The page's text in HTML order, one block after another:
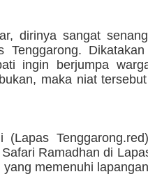
dirinya sangat
Tenggarong.
ingin berjumpa
maka niat
(Lapas
Ramadhan di
memenuhi